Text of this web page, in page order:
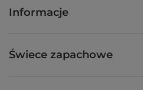
Informacje
Świece zapachowe